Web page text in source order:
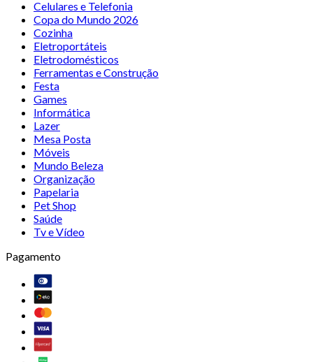
Celulares e Telefonia
Copa do Mundo 2026
Cozinha
Eletroportáteis
Eletrodomésticos
Ferramentas e Construção
Festa
Games
Informática
Lazer
Mesa Posta
Móveis
Mundo Beleza
Organização
Papelaria
Pet Shop
Saúde
Tv e Vídeo
Pagamento